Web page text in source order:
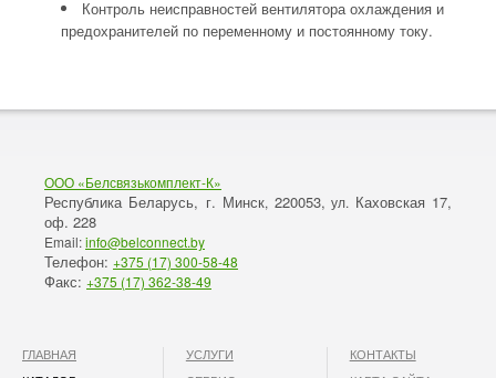
Контроль неисправностей вентилятора охлаждения и
предохранителей по переменному и постоянному току.
ООО «Белсвязькомплект-К»
Республика Беларусь, г. Минск, 220053, ул. Каховская 17,
оф. 228
Email:info@belconnect.by
Телефон: +375 (17) 300-58-48
Факс: +375 (17) 362-38-49
ГЛАВНАЯ
УСЛУГИ
КОНТАКТЫ